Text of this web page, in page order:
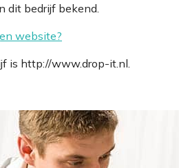
dit bedrijf bekend.
website?
is http://www.drop-it.nl.